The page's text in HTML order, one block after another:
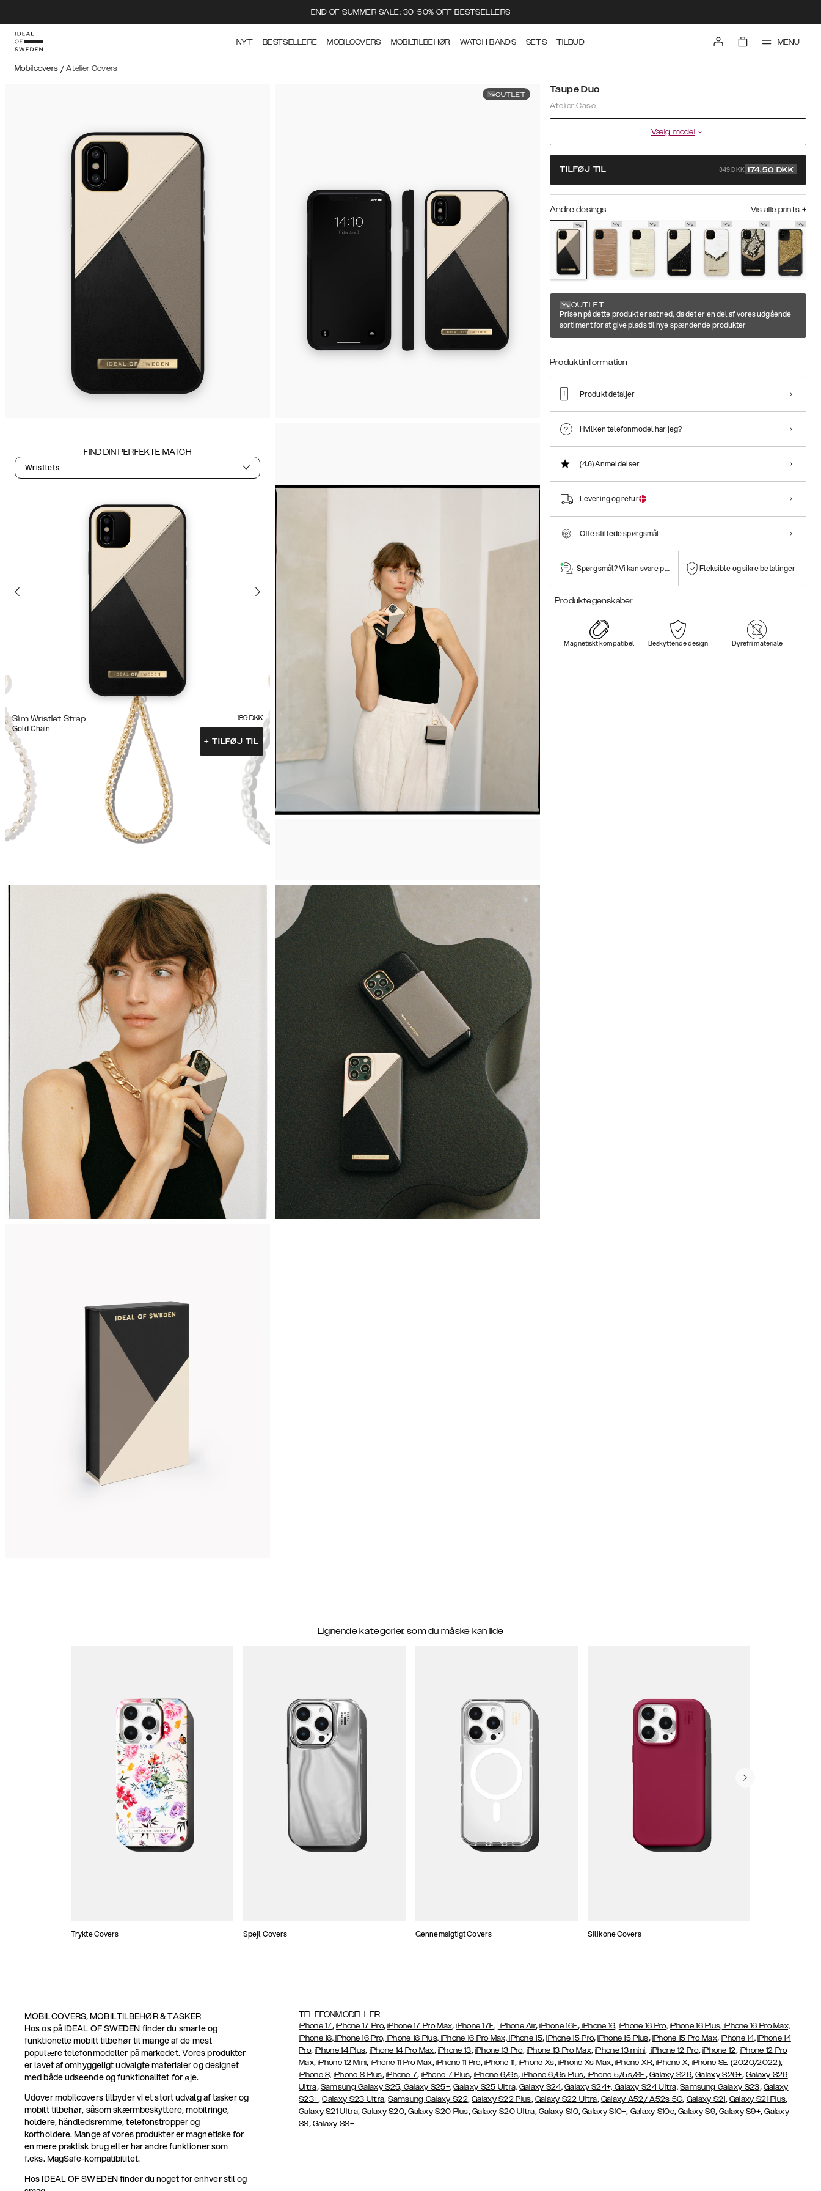
END OF SUMMER SALE: 30-50% OFF BESTSELLERS
NYT BESTSELLERE MOBILCOVERS MOBILTILBEHØR WATCH BANDS SETS TILBUD MENU
Mobilcovers / Atelier Covers
OUTLET
FIND DIN PERFEKTE MATCH
Wristlets
Slim Wristlet Strap
Gold Chain
189 DKK
+ TILFØJ TIL
Taupe Duo
Atelier Case
Vælg model
TILFØJ TIL 349 DKK 174.50 DKK
Andre desings Vis alle prints +
OUTLET
Prisen på dette produkt er sat ned, da det er en del af vores udgående
sortiment for at give plads til nye spændende produkter
Produktinformation
Produkt detaljer
Hvilken telefonmodel har jeg?
(4.6)Anmeldelser
Levering og retur
Ofte stillede spørgsmål
Spørgsmål? Vi kan svare på dem! Fleksible og sikre betalinger
Produktegenskaber
Magnetiskt kompatibel Beskyttende design Dyrefri materiale
Lignende kategorier, som du måske kan lide
Trykte Covers Spejl Covers Gennemsigtigt Covers Silikone Covers
MOBILCOVERS, MOBILTILBEHØR & TASKER
Hos os på IDEAL OF SWEDEN finder du smarte og
funktionelle mobilt tilbehør til mange af de mest
populære telefonmodeller på markedet. Vores produkter
er lavet af omhyggeligt udvalgte materialer og designet
med både udseende og funktionalitet for øje.
Udover mobilcovers tilbyder vi et stort udvalg af tasker og
mobilt tilbehør, såsom skærmbeskyttere, mobilringe,
holdere, håndledsremme, telefonstropper og
kortholdere. Mange af vores produkter er magnetiske for
en mere praktisk brug eller har andre funktioner som
f.eks. MagSafe-kompatibilitet.
Hos IDEAL OF SWEDEN finder du noget for enhver stil og
TELEFONMODELLER
iPhone 17, iPhone 17 Pro,iPhone 17 Pro Max,iPhone 17E, iPhone Air,iPhone 16E, iPhone 16, iPhone 16 Pro, iPhone 16 Plus, iPhone 16 Pro Max,
iPhone 16, iPhone 16 Pro, iPhone 16 Plus, iPhone 16 Pro Max, iPhone 15,iPhone 15 Pro,iPhone 15 Plus, iPhone 15 Pro Max,iPhone 14, iPhone 14
Pro,iPhone 14 Plus, iPhone 14 Pro Max, iPhone 13, iPhone 13 Pro, iPhone 13 Pro Max,iPhone 13 mini, iPhone 12 Pro, iPhone 12, iPhone 12 Pro
Max,iPhone 12 Mini, iPhone 11 Pro Max, iPhone 11 Pro, iPhone 11, iPhone Xs, iPhone Xs Max, iPhone XR,iPhone X, iPhone SE (2020/2022),
iPhone 8, iPhone 8 Plus, iPhone 7, iPhone 7 Plus, iPhone 6/6s, iPhone 6/6s Plus, iPhone 5/5s/SE, Galaxy S26,Galaxy S26+, Galaxy S26
Ultra, Samsung Galaxy S25, Galaxy S25+, Galaxy S25 Ultra, Galaxy S24, Galaxy S24+, Galaxy S24 Ultra, Samsung Galaxy S23, Galaxy
S23+,Galaxy S23 Ultra,Samsung Galaxy S22,Galaxy S22 Plus, Galaxy S22 Ultra, Galaxy A52/ A52s 5G, Galaxy S21, Galaxy S21 Plus,
Galaxy S21 Ultra,Galaxy S20,Galaxy S20 Plus, Galaxy S20 Ultra, Galaxy S10,Galaxy S10+, Galaxy S10e,Galaxy S9,Galaxy S9+,Galaxy
S8, Galaxy S8+